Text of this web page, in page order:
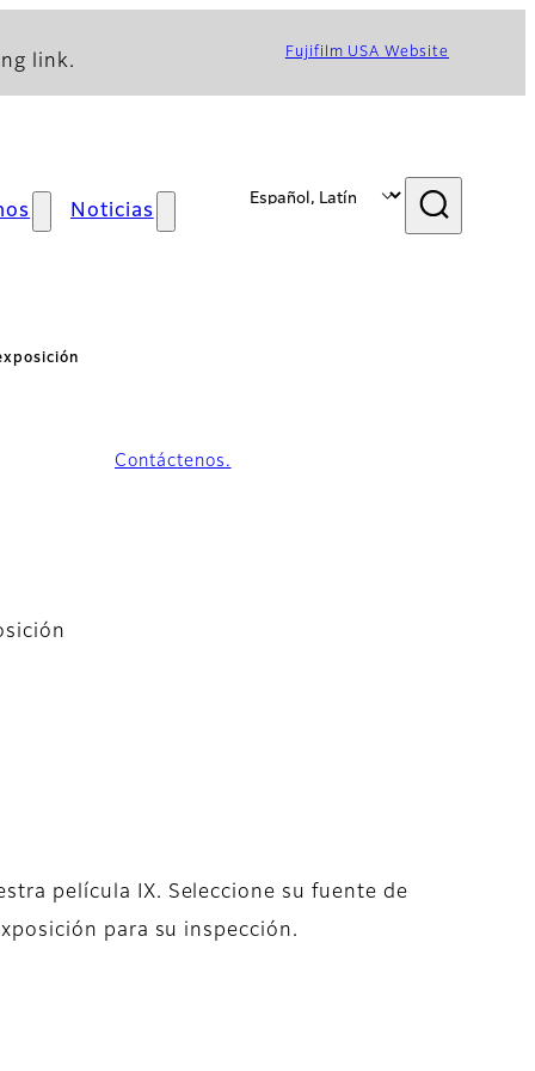
link. Fujifilm USA Website
Noticias
Contáctenos.
película IX. Seleccione su fuente de
para su inspección.